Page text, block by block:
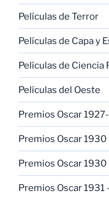
Películas de Terror
Películas de Capa y
Películas de Ciencia
Películas del Oeste
Premios Oscar
Premios Oscar 1930
Premios Oscar 1930
Premios Oscar 1931